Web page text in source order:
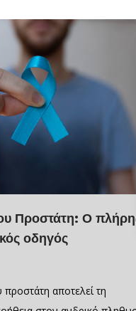
Προστάτη: Ο
οδηγός
αποτελεί τη